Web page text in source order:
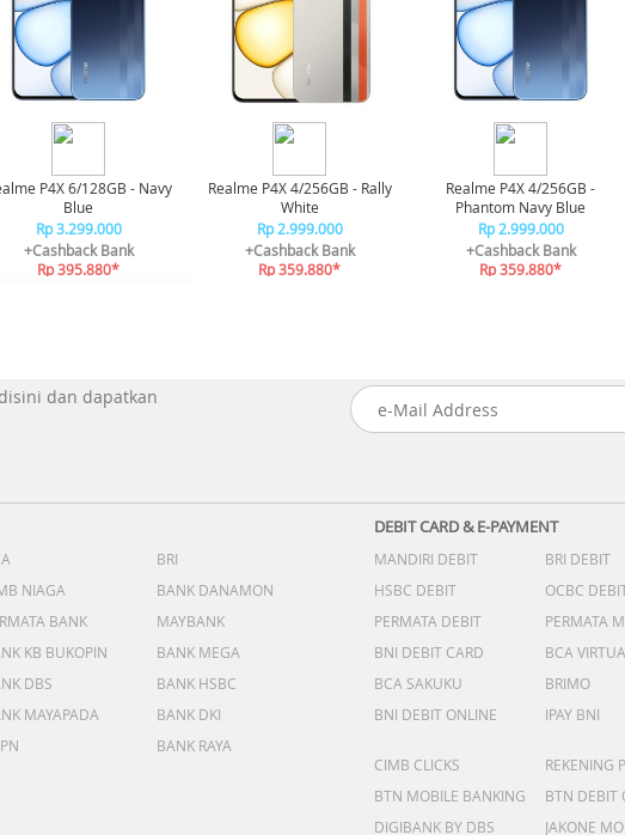
P4X 6/128GB - Navy
Blue
Rp 3.299.000
+Cashback Bank
Rp 395.880*
Realme P4X 4/256GB - Rally
White
Rp 2.999.000
+Cashback Bank
Rp 359.880*
Realme P4X 4/256GB -
Phantom Navy Blue
Rp 2.999.000
+Cashback Bank
Rp 359.880*
dan dapatkan
BRI
NIAGA
BANK DANAMON
BANK
MAYBANK
KB BUKOPIN
BANK MEGA
DBS
BANK HSBC
MAYAPADA
BANK DKI
BANK RAYA
DEBIT CARD & E-PAYMENT
MANDIRI DEBIT BRI DEBIT
HSBC DEBIT
OCBC
PERMATA DEBIT
PERMATA
BNI DEBIT CARD
BCA
BCA SAKUKU
BRIMO
BNI DEBIT ONLINE
IPAY BNI
CIMB CLICKS
REKENING
BTN MOBILE BANKING
BTN DEBIT
DIGIBANK BY DBS
JAKONE